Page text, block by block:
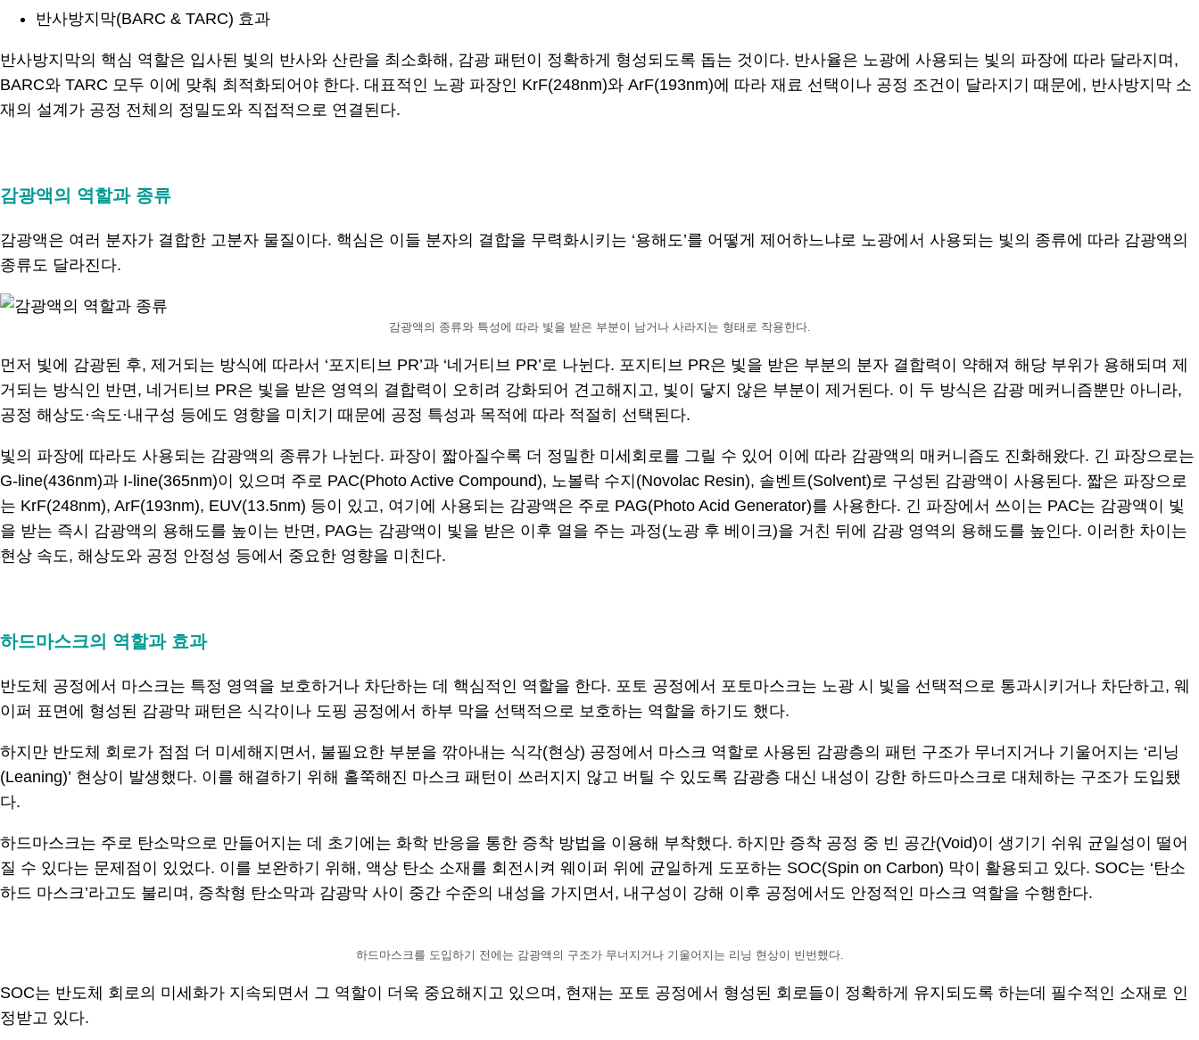
반사방지막(BARC & TARC) 효과
반사방지막의 핵심 역할은 입사된 빛의 반사와 산란을 최소화해, 감광 패턴이 정확하게 형성되도록 돕는 것이다. 반사율은 노광에 사용되는 빛의 파장에 따라 달라지며,
BARC와 TARC 모두 이에 맞춰 최적화되어야 한다. 대표적인 노광 파장인 KrF(248nm)와 ArF(193nm)에 따라 재료 선택이나 공정 조건이 달라지기 때문에, 반사방지막 소
재의 설계가 공정 전체의 정밀도와 직접적으로 연결된다.
감광액의 역할과 종류
감광액은 여러 분자가 결합한 고분자 물질이다. 핵심은 이들 분자의 결합을 무력화시키는 ‘용해도’를 어떻게 제어하느냐로 노광에서 사용되는 빛의 종류에 따라 감광액의
종류도 달라진다.
감광액의 종류와 특성에 따라 빛을 받은 부분이 남거나 사라지는 형태로 작용한다.
먼저 빛에 감광된 후, 제거되는 방식에 따라서 ‘포지티브 PR’과 ‘네거티브 PR’로 나뉜다. 포지티브 PR은 빛을 받은 부분의 분자 결합력이 약해져 해당 부위가 용해되며 제
거되는 방식인 반면, 네거티브 PR은 빛을 받은 영역의 결합력이 오히려 강화되어 견고해지고, 빛이 닿지 않은 부분이 제거된다. 이 두 방식은 감광 메커니즘뿐만 아니라,
공정 해상도·속도·내구성 등에도 영향을 미치기 때문에 공정 특성과 목적에 따라 적절히 선택된다.
빛의 파장에 따라도 사용되는 감광액의 종류가 나뉜다. 파장이 짧아질수록 더 정밀한 미세회로를 그릴 수 있어 이에 따라 감광액의 매커니즘도 진화해왔다. 긴 파장으로는
G-line(436nm)과 I-line(365nm)이 있으며 주로 PAC(Photo Active Compound), 노볼락 수지(Novolac Resin), 솔벤트(Solvent)로 구성된 감광액이 사용된다. 짧은 파장으로
는 KrF(248nm), ArF(193nm), EUV(13.5nm) 등이 있고, 여기에 사용되는 감광액은 주로 PAG(Photo Acid Generator)를 사용한다. 긴 파장에서 쓰이는 PAC는 감광액이 빛
을 받는 즉시 감광액의 용해도를 높이는 반면, PAG는 감광액이 빛을 받은 이후 열을 주는 과정(노광 후 베이크)을 거친 뒤에 감광 영역의 용해도를 높인다. 이러한 차이는
현상 속도, 해상도와 공정 안정성 등에서 중요한 영향을 미친다.
하드마스크의 역할과 효과
반도체 공정에서 마스크는 특정 영역을 보호하거나 차단하는 데 핵심적인 역할을 한다. 포토 공정에서 포토마스크는 노광 시 빛을 선택적으로 통과시키거나 차단하고, 웨
이퍼 표면에 형성된 감광막 패턴은 식각이나 도핑 공정에서 하부 막을 선택적으로 보호하는 역할을 하기도 했다.
하지만 반도체 회로가 점점 더 미세해지면서, 불필요한 부분을 깎아내는 식각(현상) 공정에서 마스크 역할로 사용된 감광층의 패턴 구조가 무너지거나 기울어지는 ‘리닝
(Leaning)’ 현상이 발생했다. 이를 해결하기 위해 홀쭉해진 마스크 패턴이 쓰러지지 않고 버틸 수 있도록 감광층 대신 내성이 강한 하드마스크로 대체하는 구조가 도입됐
다.
하드마스크는 주로 탄소막으로 만들어지는 데 초기에는 화학 반응을 통한 증착 방법을 이용해 부착했다. 하지만 증착 공정 중 빈 공간(Void)이 생기기 쉬워 균일성이 떨어
질 수 있다는 문제점이 있었다. 이를 보완하기 위해, 액상 탄소 소재를 회전시켜 웨이퍼 위에 균일하게 도포하는 SOC(Spin on Carbon) 막이 활용되고 있다. SOC는 ‘탄소
하드 마스크’라고도 불리며, 증착형 탄소막과 감광막 사이 중간 수준의 내성을 가지면서, 내구성이 강해 이후 공정에서도 안정적인 마스크 역할을 수행한다.
하드마스크를 도입하기 전에는 감광액의 구조가 무너지거나 기울어지는 리닝 현상이 빈번했다.
SOC는 반도체 회로의 미세화가 지속되면서 그 역할이 더욱 중요해지고 있으며, 현재는 포토 공정에서 형성된 회로들이 정확하게 유지되도록 하는데 필수적인 소재로 인
정받고 있다.